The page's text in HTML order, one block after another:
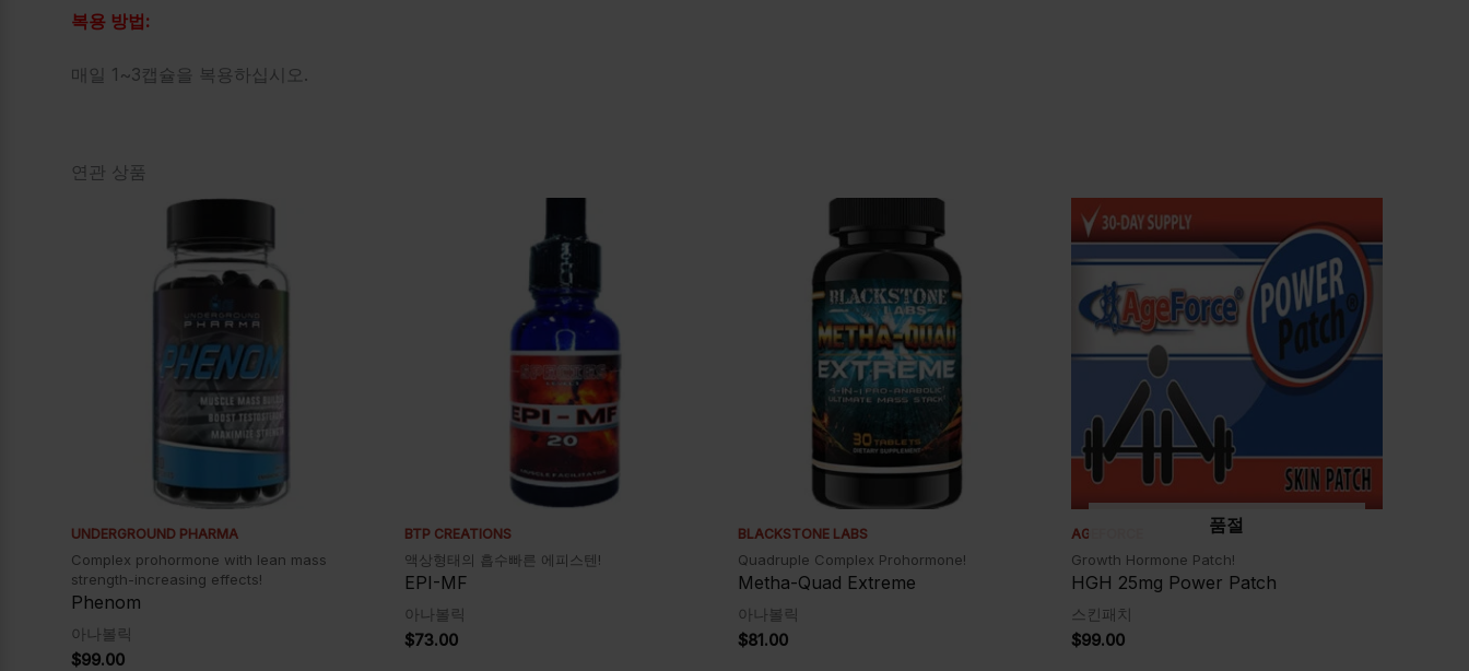
복용 방법:
매일 1~3캡슐을 복용하십시오.
연관 상품
UNDERGROUND PHARMA
Complex prohormone with lean mass
strength-increasing effects!
Phenom
아나볼릭
$99.00
BTP CREATIONS
액상형태의 흡수빠른 에피스텐!
EPI-MF
아나볼릭
$73.00
BLACKSTONE LABS
Quadruple Complex Prohormone!
Metha-Quad Extreme
아나볼릭
$81.00
AGEFORCE 품절
Growth Hormone Patch!
HGH 25mg Power Patch
스킨패치
$99.00